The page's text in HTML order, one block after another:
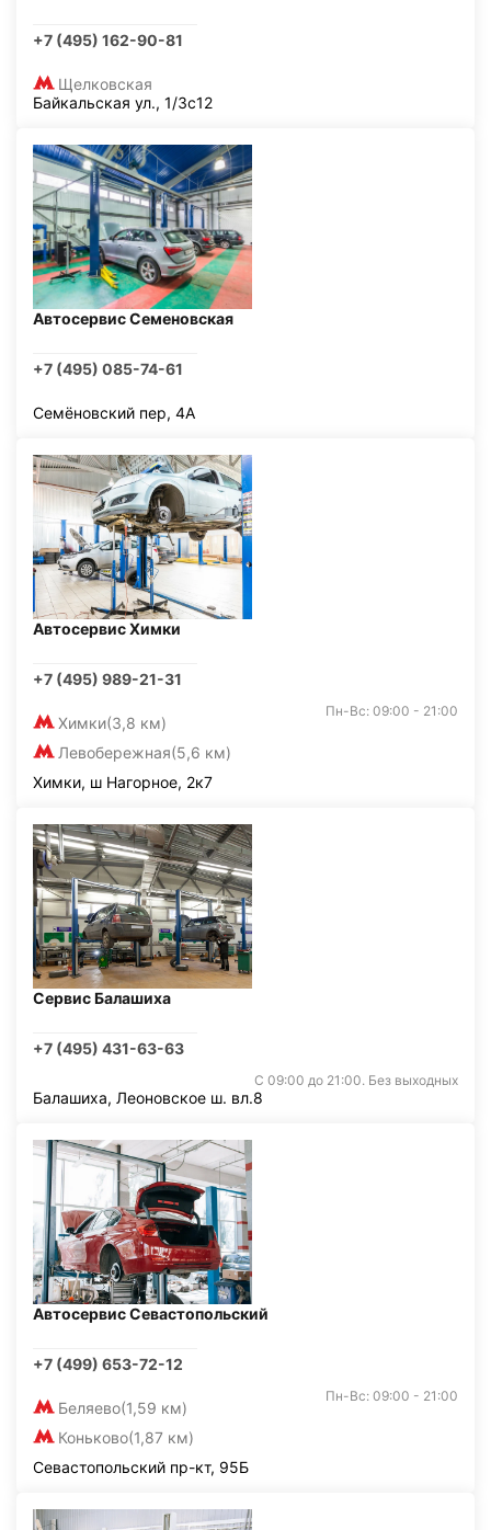
+7 (495) 162-90-81
Щелковская
Байкальская ул., 1/3с12
Автосервис Семеновская
+7 (495) 085-74-61
Семёновский пер, 4А
Автосервис Химки
+7 (495) 989-21-31
Химки(3,8 км)
Левобережная(5,6 км)
Пн-Вс: 09:00 - 21:00
Химки, ш Нагорное, 2к7
Сервис Балашиха
+7 (495) 431-63-63
С 09:00 до 21:00. Без выходных
Балашиха, Леоновское ш. вл.8
Автосервис Севастопольский
+7 (499) 653-72-12
Беляево(1,59 км)
Коньково(1,87 км)
Пн-Вс: 09:00 - 21:00
Севастопольский пр-кт, 95Б